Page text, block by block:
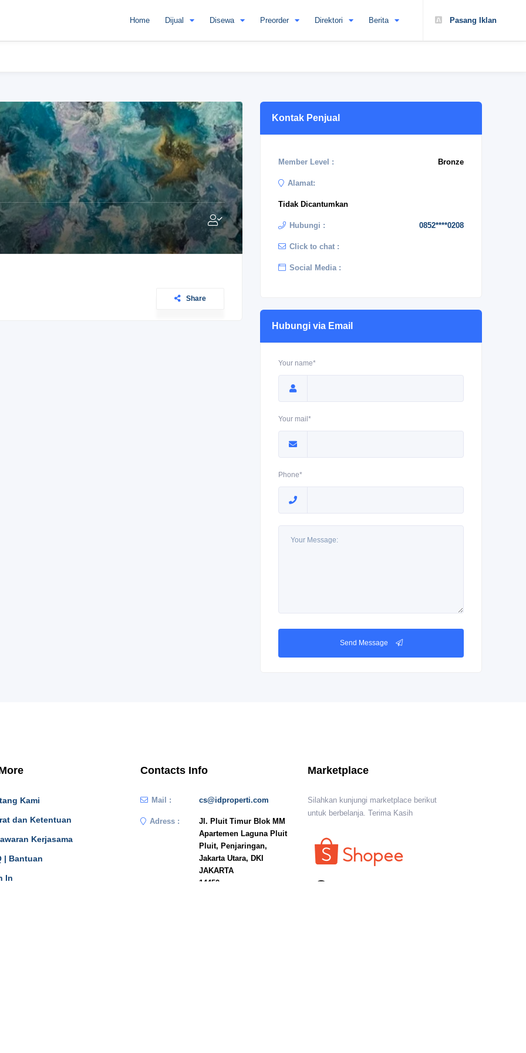
Pasang Iklan
Home Dijual Disewa Preorder Direktori Berita
Share
Kontak Penjual
Member Level : Bronze
Alamat:
Tidak Dicantumkan
Hubungi : 0852****0208
Click to chat :
Social Media :
Hubungi via Email
Your name*
Your mail*
Phone*
Send Message
Kami
dan Ketentuan
Kerjasama
| Bantuan
In
Contacts Info
Mail : cs@idproperti.com
Adress :
Jl. Pluit Timur Blok MM
Apartemen Laguna Pluit
Pluit, Penjaringan,
Jakarta Utara, DKI
JAKARTA
14450
Marketplace
Silahkan kunjungi marketplace berikut
untuk berbelanja. Terima Kasih